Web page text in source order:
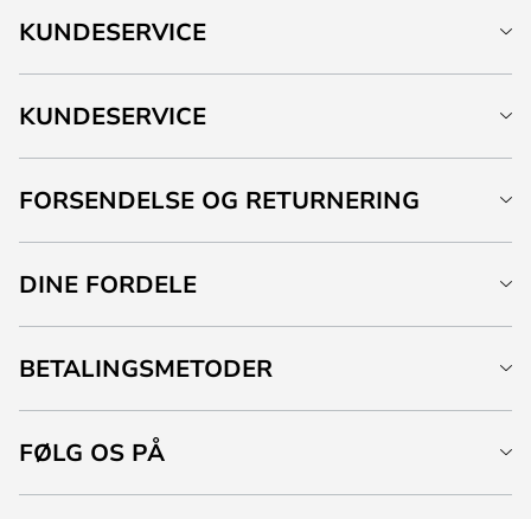
KUNDESERVICE
KUNDESERVICE
FORSENDELSE OG RETURNERING
DINE FORDELE
BETALINGSMETODER
FØLG OS PÅ